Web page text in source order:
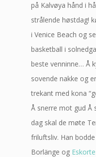
på Kalvøya hånd i
strålende høstdag!
i Venice Beach og
basketball i
beste venninne… Å
sovende nakke og
trekant med kona
Å snerre mot gud Å
dag skal de møte
friluftsliv. Han
Borlänge og